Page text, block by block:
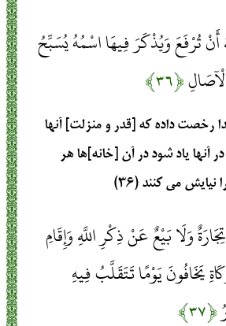
أَنْ تُرْفَعَ وَيُذْكَرَ فِيهَا اسْمُهُ يُسَبِّحُ
﴿۳۶﴾
رخصت داده كه [قدر و منزلت] آنها
آنها ياد شود در آن [خانه]ها هر
نيايش مى كنند (۳۶)
وَلَا بَيْعٌ عَنْ ذِكْرِ اللَّهِ وَإِقَامِ
يَخَافُونَ يَوْمًا تَتَقَلَّبُ فِيهِ
﴿۳۷﴾